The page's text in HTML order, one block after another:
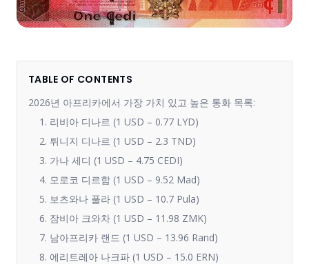
TABLE OF CONTENTS
2026년 아프리카에서 가장 가치 있고 높은 통화 목록:
1. 리비아 디나르 (1 USD – 0.77 LYD)
2. 튀니지 디나르 (1 USD – 2.3 TND)
3. 가나 세디 (1 USD – 4.75 CEDI)
4. 모로코 디르함 (1 USD – 9.52 Mad)
5. 보츠와나 풀라 (1 USD – 10.7 Pula)
6. 잠비아 크와차 (1 USD – 11.98 ZMK)
7. 남아프리카 랜드 (1 USD – 13.96 Rand)
8. 에리트레아 나크파 (1 USD – 15.0 ERN)